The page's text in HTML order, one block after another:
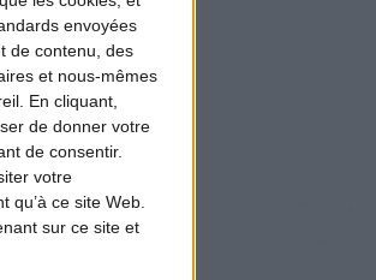
envoyées
de contenu, des
et nous-mêmes
En cliquant,
de donner votre
de consentir.
votre
ce site Web.
sur ce site et